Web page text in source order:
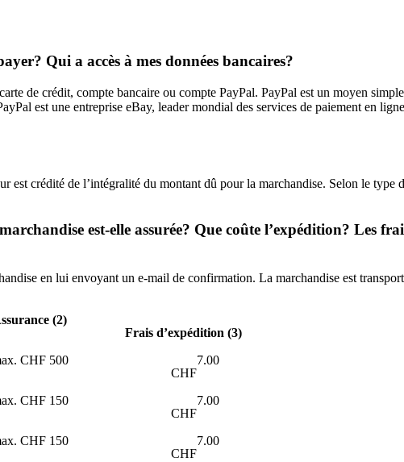
Qui a accès à mes données bancaires?
de crédit, compte bancaire ou compte PayPal. PayPal est un moyen
est une entreprise eBay, leader mondial des services de paiement en
est crédité de l’intégralité du montant dû pour la marchandise. Selon le
est-elle assurée? Que coûte l’expédition? Les
en lui envoyant un e-mail de confirmation. La marchandise est
(2)
Frais d’expédition (3)
CHF 500
CHF
7.00
CHF 150
CHF
7.00
CHF 150
CHF
7.00